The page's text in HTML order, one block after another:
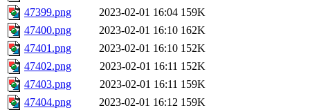
47399.png
2023-02-01 16:04 159K
47400.png
2023-02-01 16:10 162K
47401.png
2023-02-01 16:10 152K
47402.png
2023-02-01 16:11 152K
47403.png
2023-02-01 16:11 159K
47404.png
2023-02-01 16:12 159K